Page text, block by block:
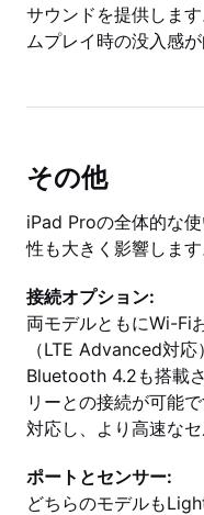
サウンドを提供しま
ムプレイ時の没入感が
その他
iPad Proの全体的な
性も大きく影響します
接続オプション:
両モデルともにWi-Fi
（LTE Advanced対
Bluetooth 4.2も搭載
リーとの接続が可能
対応し、より高速な
ポートとセンサー:
どちらのモデルも